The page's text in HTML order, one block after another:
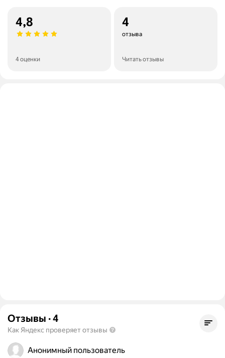
4,8
4 оценки
4
отзыва
Читать отзывы
Отзывы ·4
Как Яндекс проверяет отзывы
Анонимный пользователь